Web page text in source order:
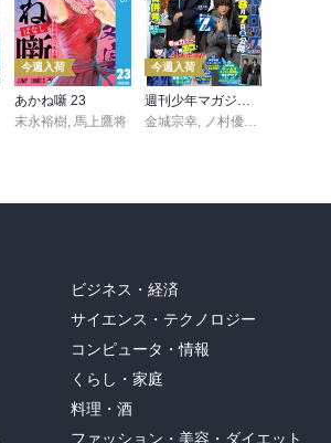
今週入荷
あかね噺 23
末永裕樹, 馬上鷹将
今週入荷
金城宗幸
ノ村優介
ビジネス・経済
サイエンス・テクノロジー
コンピュータ・情報
くらし・家庭
料理・酒
ファッション・美容・ダイエット